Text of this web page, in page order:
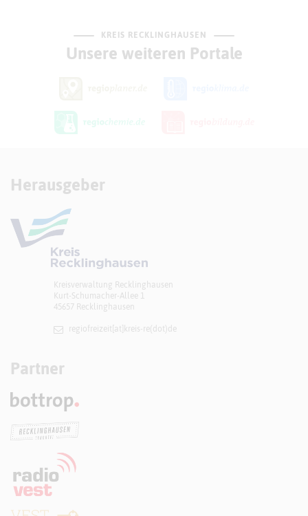
KREIS RECKLINGHAUSEN
Unsere weiteren Portale
Herausgeber
Kreisverwaltung Recklinghausen
Kurt-Schumacher-Allee 1
45657 Recklinghausen
regiofreizeit[at]​kreis-re(dot)de
Partner